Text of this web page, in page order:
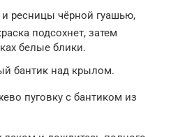
и ресницы чёрной гуашью,
подсохнет, затем
белые блики.
бантик над крылом.
пуговку с бантиком из